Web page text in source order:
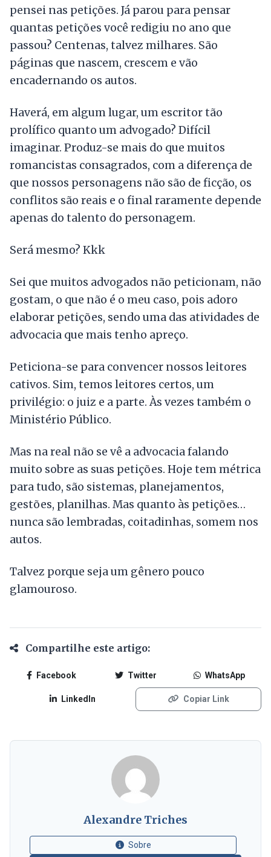
pensei nas petições. Já parou para pensar
quantas petições você redigiu no ano que
passou? Centenas, talvez milhares. São
páginas que nascem, crescem e vão
encadernando os autos.
Haverá, em algum lugar, um escritor tão
prolífico quanto um advogado? Difícil
imaginar. Produz-se mais do que muitos
romancistas consagrados, com a diferença de
que nossos personagens não são de ficção, os
conflitos são reais e o final raramente depende
apenas do talento do personagem.
Será mesmo? Kkk
Sei que muitos advogados não peticionam, não
gostam, o que não é o meu caso, pois adoro
elaborar petições, sendo uma das atividades de
advocacia que mais tenho apreço.
Peticiona-se para convencer nossos leitores
cativos. Sim, temos leitores certos, um
privilégio: o juiz e a parte. Às vezes também o
Ministério Público.
Mas na real não se vê a advocacia falando
muito sobre as suas petições. Hoje tem métrica
para tudo, são sistemas, planejamentos,
gestões, planilhas. Mas quanto às petições…
nunca são lembradas, coitadinhas, somem nos
autos.
Talvez porque seja um gênero pouco
glamouroso.
Compartilhe este artigo:
Facebook Twitter WhatsApp
LinkedIn Copiar Link
Alexandre Triches
Sobre